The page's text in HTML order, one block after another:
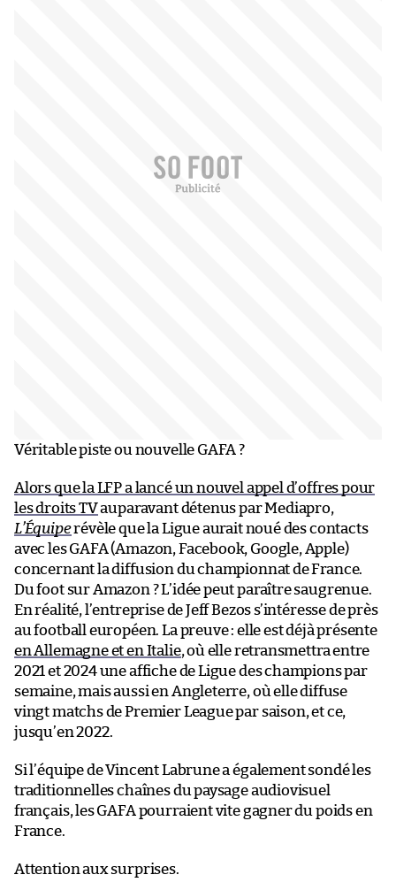
Véritable piste ou nouvelle GAFA ?
Alors que la LFP a lancé un nouvel appel d’offres pour
les droits TVauparavant détenus par Mediapro,
L’Équiperévèle que la Ligue aurait noué des contacts
avec les GAFA (Amazon, Facebook, Google, Apple)
concernant la diffusion du championnat de France.
Du foot sur Amazon ? L’idée peut paraître saugrenue.
En réalité, l’entreprise de Jeff Bezos s’intéresse de près
au football européen. La preuve : elle est déjà présente
en Allemagne et en Italie, où elle retransmettra entre
2021 et 2024 une affiche de Ligue des champions par
semaine, mais aussi en Angleterre, où elle diffuse
vingt matchs de Premier League par saison, et ce,
jusqu’en 2022.
Si l’équipe de Vincent Labrune a également sondé les
traditionnelles chaînes du paysage audiovisuel
français, les GAFA pourraient vite gagner du poids en
France.
Attention aux surprises.